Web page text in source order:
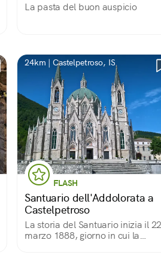
La pasta del buon auspicio
24km | Castelpetroso, IS
FLASH
Santuario dell'Addolorata a
Castelpetroso
La storia del Santuario inizia il 22
marzo 1888, giorno in cui la